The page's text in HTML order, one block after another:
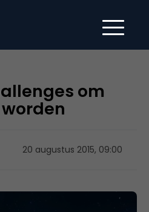
om
20 augustus 2015, 09:00